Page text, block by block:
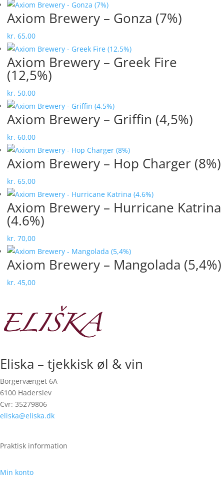
Axiom Brewery – Gonza (7%)
kr. 65,00
Axiom Brewery – Greek Fire
(12,5%)
kr. 50,00
Axiom Brewery – Griffin (4,5%)
kr. 60,00
Axiom Brewery – Hop Charger (8%)
kr. 65,00
Axiom Brewery – Hurricane Katrina
(4.6%)
kr. 70,00
Axiom Brewery – Mangolada (5,4%)
kr. 45,00
Eliska – tjekkisk øl & vin
Borgervænget 6A
6100 Haderslev
Cvr: 35279806
eliska@eliska.dk
Praktisk information
Min konto